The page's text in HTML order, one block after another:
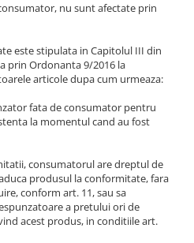
nu sunt afectate prin
este stipulata in Capitolul III din
prin Ordonanta 9/2016 la
articole dupa cum urmeaza:
fata de consumator pentru
la momentul cand au fost
consumatorul are dreptul de
produsul la conformitate, fara
conform art. 11, sau sa
a pretului ori de
acest produs, in conditiile art.